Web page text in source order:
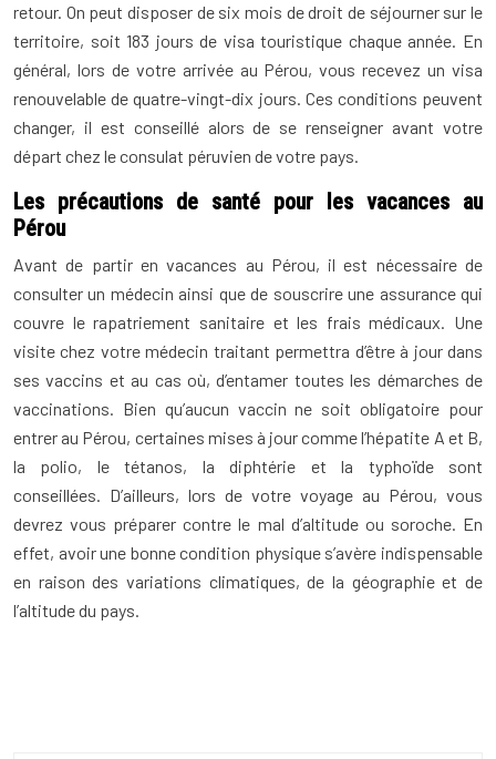
retour. On peut disposer de six mois de droit de séjourner sur le
territoire, soit 183 jours de visa touristique chaque année. En
général, lors de votre arrivée au Pérou, vous recevez un visa
renouvelable de quatre-vingt-dix jours. Ces conditions peuvent
changer, il est conseillé alors de se renseigner avant votre
départ chez le consulat péruvien de votre pays.
Les précautions de santé pour les vacances au
Pérou
Avant de partir en vacances au Pérou, il est nécessaire de
consulter un médecin ainsi que de souscrire une assurance qui
couvre le rapatriement sanitaire et les frais médicaux. Une
visite chez votre médecin traitant permettra d’être à jour dans
ses vaccins et au cas où, d’entamer toutes les démarches de
vaccinations. Bien qu’aucun vaccin ne soit obligatoire pour
entrer au Pérou, certaines mises à jour comme l’hépatite A et B,
la polio, le tétanos, la diphtérie et la typhoïde sont
conseillées. D’ailleurs, lors de votre voyage au Pérou, vous
devrez vous préparer contre le mal d’altitude ou soroche. En
effet, avoir une bonne condition physique s’avère indispensable
en raison des variations climatiques, de la géographie et de
l’altitude du pays.